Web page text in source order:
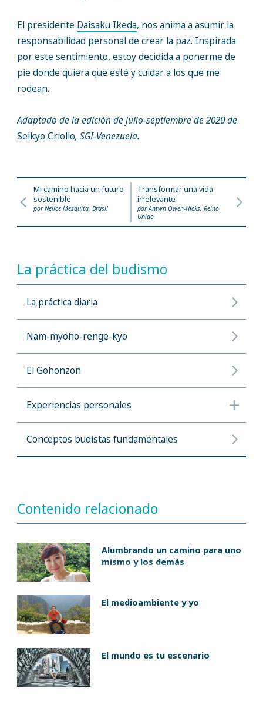
El presidente Daisaku Ikeda, nos anima a asumir la
responsabilidad personal de crear la paz. Inspirada
por este sentimiento, estoy decidida a ponerme de
pie donde quiera que esté y cuidar a los que me
rodean.
Adaptado de la edición de julio-septiembre de 2020 de
Seikyo Criollo, SGI-Venezuela.
Mi camino hacia un futuro
sostenible
por Neilce Mesquita, Brasil
Transformar una vida
irrelevante
por Antwn Owen-Hicks, Reino
Unido
La práctica del budismo
La práctica diaria
Nam-myoho-renge-kyo
El Gohonzon
Experiencias personales
Conceptos budistas fundamentales
Contenido relacionado
Alumbrando un camino para uno
mismo y los demás
El medioambiente y yo
El mundo es tu escenario